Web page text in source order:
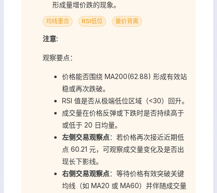
形成量增价跌的现象。
均线重合 RSI低位 量价背离
注意:
观察要点：
价格能否围绕 MA200(62.88) 形成有效站
稳或再次跌破。
RSI 值是否从极端低位区域（<30）回升。
成交量在价格反弹或下跌时是否持续高于
或低于 20 日均量。
左侧交易观察点：若价格再次接近近期低
点 60.21 元，可观察成交量变化及是否出
现长下影线。
右侧交易观察点：等待价格有效突破关键
均线（如 MA20 或 MA60）并伴随成交量